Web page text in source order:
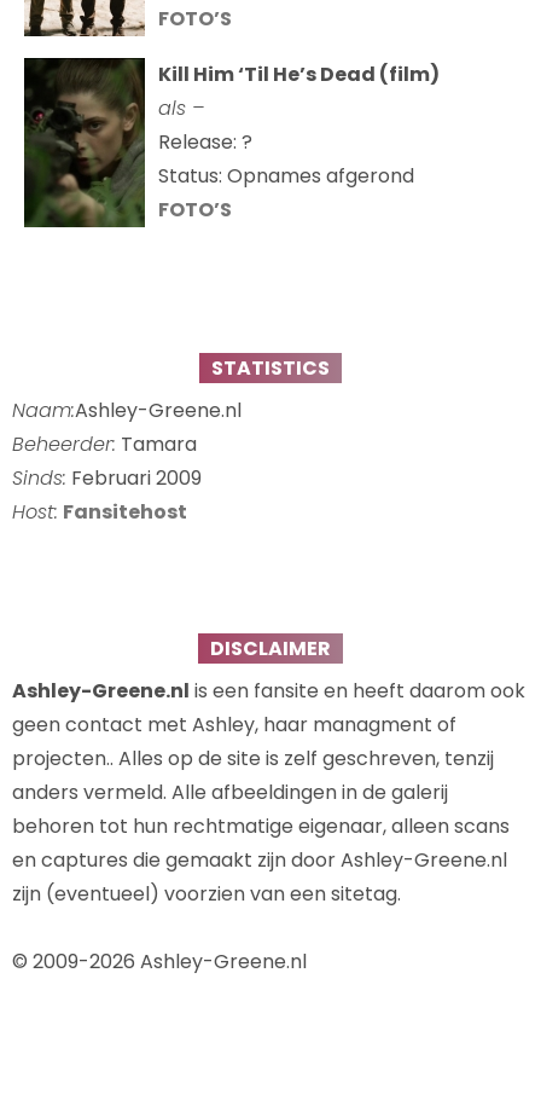
FOTO’S
Kill Him ‘Til He’s Dead (film)
als –
Release: ?
Status: Opnames afgerond
FOTO’S
STATISTICS
Naam:Ashley-Greene.nl
Beheerder: Tamara
Sinds: Februari 2009
Host: Fansitehost
DISCLAIMER
Ashley-Greene.nl is een fansite en heeft daarom ook
geen contact met Ashley, haar managment of
projecten.. Alles op de site is zelf geschreven, tenzij
anders vermeld. Alle afbeeldingen in de galerij
behoren tot hun rechtmatige eigenaar, alleen scans
en captures die gemaakt zijn door Ashley-Greene.nl
zijn (eventueel) voorzien van een sitetag.
© 2009-2026 Ashley-Greene.nl